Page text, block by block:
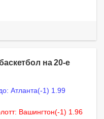
на 20-е
Атланта(-1) 1.99
Вашингтон(-1) 1.96